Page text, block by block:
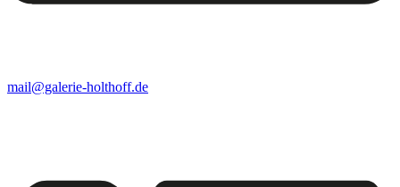
mail@galerie-holthoff.de